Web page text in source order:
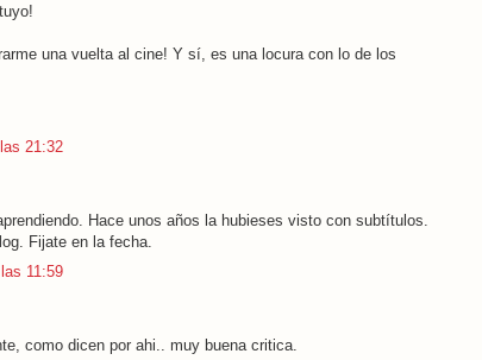
una vuelta al cine! Y sí, es una locura con lo de los
21:32
Hace unos años la hubieses visto con subtítulos.
Fijate en la fecha.
11:59
como dicen por ahi.. muy buena critica.